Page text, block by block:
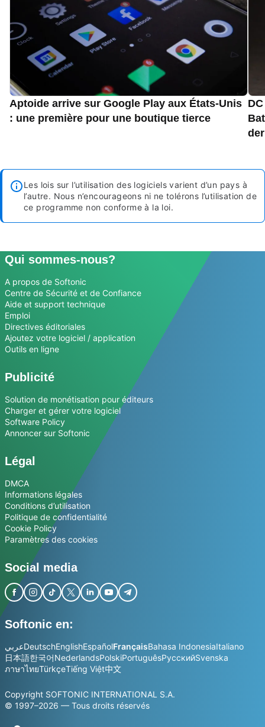
Aptoide arrive sur Google Play aux États-Unis
: une première pour une boutique tierce
Les lois sur l’utilisation des logiciels varient d’un pays à
l’autre. Nous n’encourageons ni ne tolérons l’utilisation de
ce programme non conforme à la loi.
Qui sommes-nous?
A propos de Softonic
Centre de Sécurité et de Confiance
Aide et support technique
Emploi
Directives éditoriales
Ajoutez votre logiciel / application
Outils en ligne
Publicité
Solution de monétisation pour éditeurs
Charger et gérer votre logiciel
Software Policy
Annoncer sur Softonic
Légal
DMCA
Informations légales
Conditions d’utilisation
Politique de confidentialité
Cookie Policy
Paramètres des cookies
Social media
Softonic en:
عربيDeutschEnglishEspañolFrançaisBahasa IndonesiaItaliano
日本語한국어NederlandsPolskiPortuguêsРусскийSvenska
ภาษาไทยTürkçeTiếng Việt中文
Copyright SOFTONIC INTERNATIONAL S.A.
© 1997–2026 — Tous droits réservés